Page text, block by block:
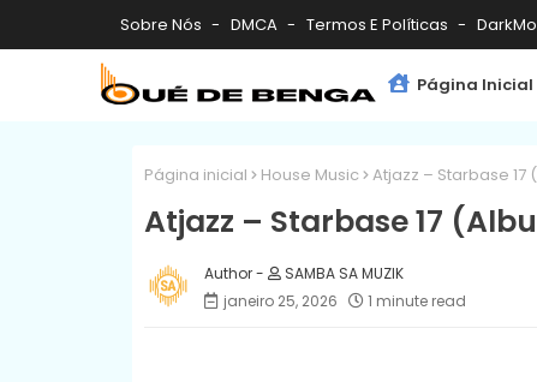
Sobre Nós DMCA Termos E Políticas
Página Inicial
Página inicial House Music Atjazz – Starbase 17
Atjazz – Starbase 17
SAMBA SA MUZIK
janeiro 25, 2026
1 minute read